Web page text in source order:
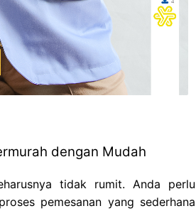
dengan Mudah
tidak rumit. Anda perlu
pemesanan yang sederhana